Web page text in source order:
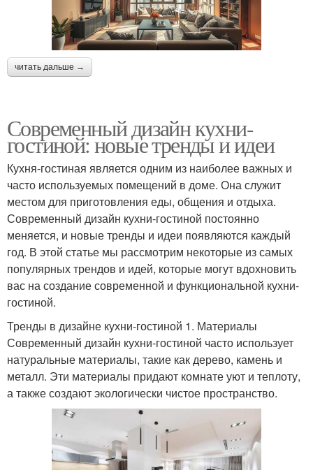
читать дальше →
Современный дизайн кухни-
гостиной: новые тренды и идеи
Кухня-гостиная является одним из наиболее важных и
часто используемых помещений в доме. Она служит
местом для приготовления еды, общения и отдыха.
Современный дизайн кухни-гостиной постоянно
меняется, и новые тренды и идеи появляются каждый
год. В этой статье мы рассмотрим некоторые из самых
популярных трендов и идей, которые могут вдохновить
вас на создание современной и функциональной кухни-
гостиной.
Тренды в дизайне кухни-гостиной 1. Материалы
Современный дизайн кухни-гостиной часто использует
натуральные материалы, такие как дерево, камень и
металл. Эти материалы придают комнате уют и теплоту,
а также создают экологически чистое пространство.